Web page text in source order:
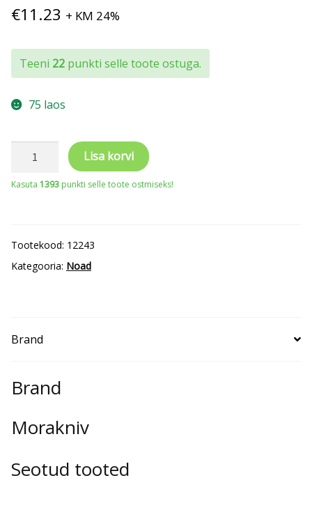
€11.23 + KM 24%
Teeni 22 punkti selle toote ostuga.
75 laos
Pussnuga
MORAKNIV®
kogus
Lisa korvi
Kasuta 1393 punkti selle toote ostmiseks!
Tootekood: 12243
Kategooria: Noad
Brand
Brand
Morakniv
Seotud tooted